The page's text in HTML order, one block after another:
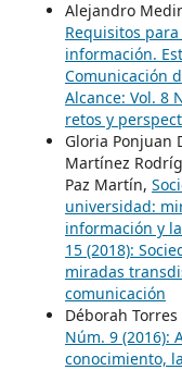
Alejandro
Requisitos
información.
Comunicación
Alcance: Vol. 8
retos y
Gloria Ponjuan
Martínez
Paz Martín,
universidad:
información y
15 (2018):
miradas
comunicación
Déborah
Núm. 9 (2016):
conocimiento,